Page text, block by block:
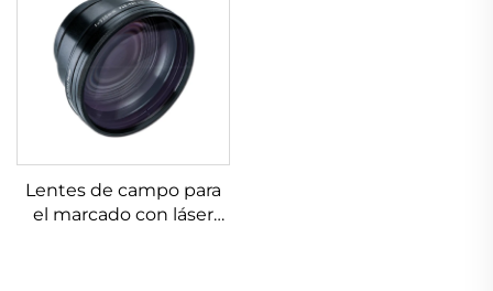
Lentes de campo para
el marcado con láser